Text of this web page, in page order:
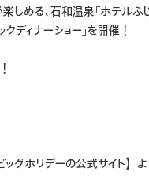
める、石和温泉「ホテルふじ
ディナーショー」を開催！
グホリデーの公式サイト】